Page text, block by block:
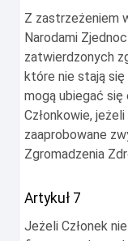
Z zastrzeżeniem
Narodami
zatwierdzonych
które nie stają się
mogą ubiegać
Członkowie,
zaaprobowane
Zgromadzenia
Artykuł 7
Jeżeli Członek